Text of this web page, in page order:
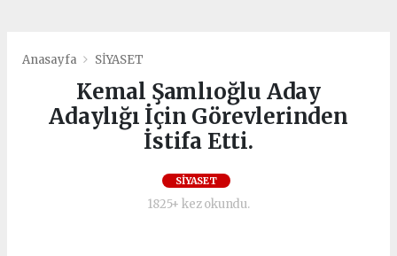
Anasayfa SİYASET
Kemal Şamlıoğlu Aday
Adaylığı İçin Görevlerinden
İstifa Etti.
SİYASET
1825+ kez okundu.